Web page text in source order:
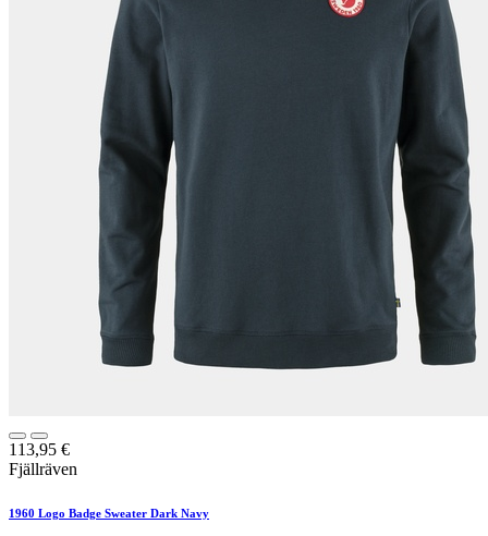
113,95 €
Fjällräven
1960 Logo Badge Sweater Dark Navy